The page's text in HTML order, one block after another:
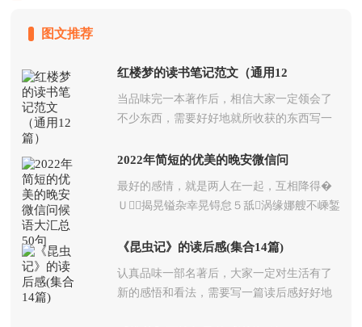
图文推荐
红楼梦的读书笔记范文（通用12
篇）
当品味完一本著作后，相信大家一定领会了
不少东西，需要好好地就所收获的东西写一
2022年简短的优美的晚安微信问
候语大汇总50句
最好的感情，就是两人在一起，互相降得�
Ｕ揭晃镒杂幸晃锝怠５舐涡缘娜艘不嵊錾
《昆虫记》的读后感(集合14篇)
认真品味一部名著后，大家一定对生活有了
新的感悟和看法，需要写一篇读后感好好地